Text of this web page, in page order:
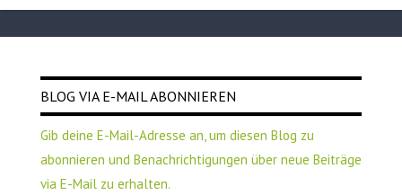
BLOG VIA E-MAIL ABONNIEREN
Gib deine E-Mail-Adresse an, um diesen Blog zu
abonnieren und Benachrichtigungen über neue Beiträge
via E-Mail zu erhalten.